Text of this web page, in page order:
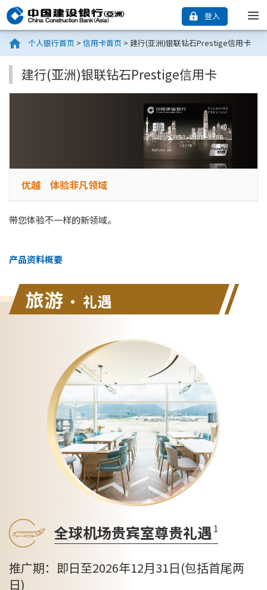
登入
个人银行首页 > 信用卡首页 > 建行(亚洲)银联钻石Prestige信用卡
建行(亚洲)银联钻石Prestige信用卡
优越 体验非凡领域
带您体验不一样的新领域。
产品资料概要
旅游 • 礼遇
全球机场贵宾室尊贵礼遇 1
推广期：即日至2026年12月31日(包括首尾两
日)